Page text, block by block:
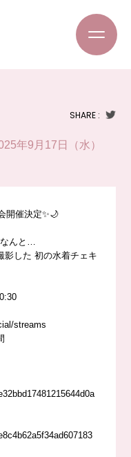
SHARE :
年9月17日（水）
開催決定✨🌙
なんと…
影した 初の水着チェキ
streams